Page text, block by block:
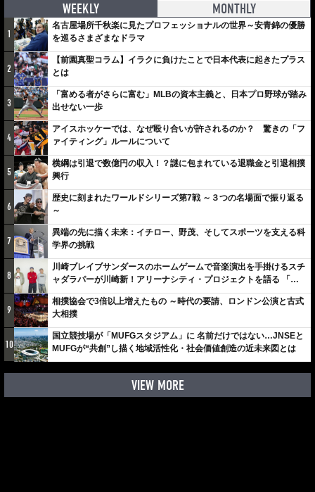
WEEKLY MONTHLY
1
名古屋場所千秋楽に見たプロフェッショナルの世界～安青錦の優勝
を巡るさまざまなドラマ
2
【前園真聖コラム】イラクに負けたことで日本代表に起きたプラス
とは
3
「富める者がさらに富む」MLBの資本主義と、日本プロ野球が踏み
出せない一歩
4
アイスホッケーでは、なぜ殴り合いが許されるのか？ 驚きの「フ
ァイティング」ルールについて
5
横綱は引退で数億円の収入！？謎に包まれている退職金と引退相撲
興行
6
歴史に刻まれたワールドシリーズ第7戦 ～３つの名場面で振り返る
～
7
異端の先に描く未来：イチロー、野茂、そしてスポーツを支える科
学界の挑戦
8
川崎ブレイブサンダースのホームゲームで音楽演出を手掛けるスチ
ャダラパーが川崎新！アリーナシティ・プロジェクトを語る 「楽
しみでしかないでしょ。川崎は、ずっと成長曲線だから」
9
相撲協会で3倍以上増えたもの ～時代の要請、ロンドン公演と古式
大相撲
10
国立競技場が「MUFGスタジアム」に 名前だけではない…JNSEと
MUFGが“共創”し描く地域活性化・社会価値創造の近未来図とは
VIEW MORE